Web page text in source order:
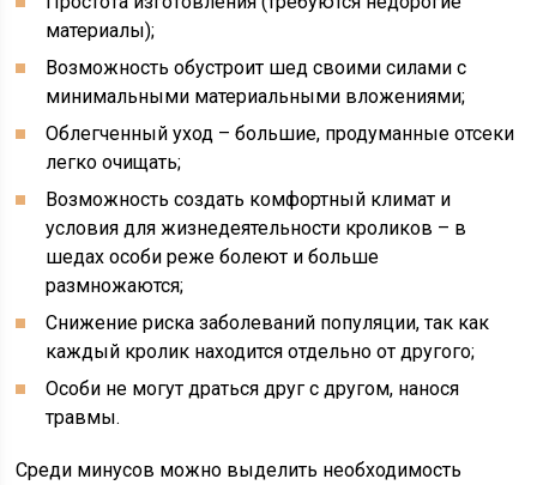
материалы);
Возможность обустроит шед своими силами с
минимальными материальными вложениями;
Облегченный уход – большие, продуманные отсеки
легко очищать;
Возможность создать комфортный климат и
условия для жизнедеятельности кроликов – в
шедах особи реже болеют и больше
размножаются;
Снижение риска заболеваний популяции, так как
каждый кролик находится отдельно от другого;
Особи не могут драться друг с другом, нанося
травмы.
Среди минусов можно выделить необходимость